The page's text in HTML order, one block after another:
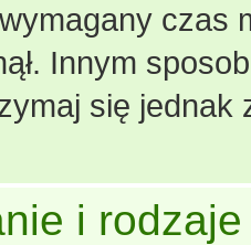
czas
Innym
się jednak
i